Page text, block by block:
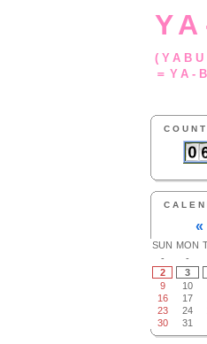
＝YA-
«
SUN MON
-
-
2
3
9
10
16
17
23
24
30
31